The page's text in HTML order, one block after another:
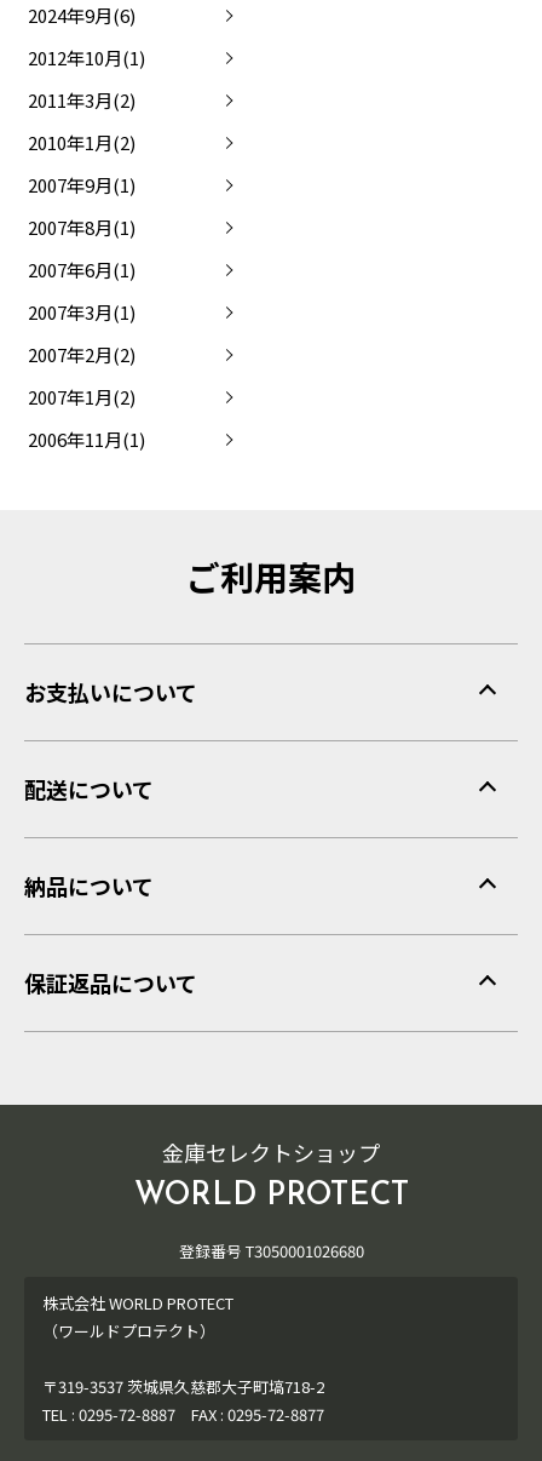
2024年9月(6)
2012年10月(1)
2011年3月(2)
2010年1月(2)
2007年9月(1)
2007年8月(1)
2007年6月(1)
2007年3月(1)
2007年2月(2)
2007年1月(2)
2006年11月(1)
ご利用案内
お支払いについて
配送について
納品について
保証返品について
金庫セレクトショップ
WORLD PROTECT
登録番号 T3050001026680
株式会社 WORLD PROTECT
（ワールドプロテクト）
〒319-3537 茨城県久慈郡大子町塙718-2
TEL : 0295-72-8887 FAX : 0295-72-8877